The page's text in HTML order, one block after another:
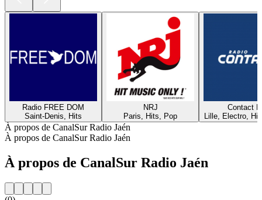
Radio FREE DOM
Saint-Denis, Hits
NRJ
Paris, Hits, Pop
Contact
Lille, Electro,
À propos de CanalSur Radio Jaén
À propos de CanalSur Radio Jaén
À propos de CanalSur Radio Jaén